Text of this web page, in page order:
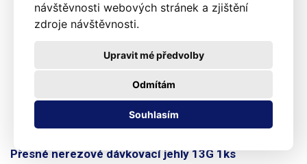
návštěvnosti webových stránek a zjištění
zdroje návštěvnosti.
Souhlasím
Odmítám
Upravit mé předvolby
Přesné nerezové dávkovací jehly 13G 1ks